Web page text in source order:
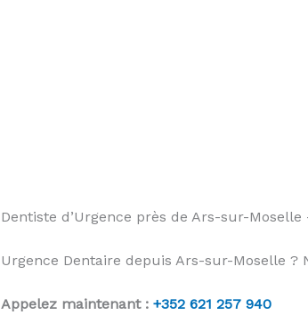
Dentiste d’Urgence près de Ars-sur-
Urgence Dentaire depuis Ars-sur-Moselle ?
Appelez maintenant : +352 621 257 940